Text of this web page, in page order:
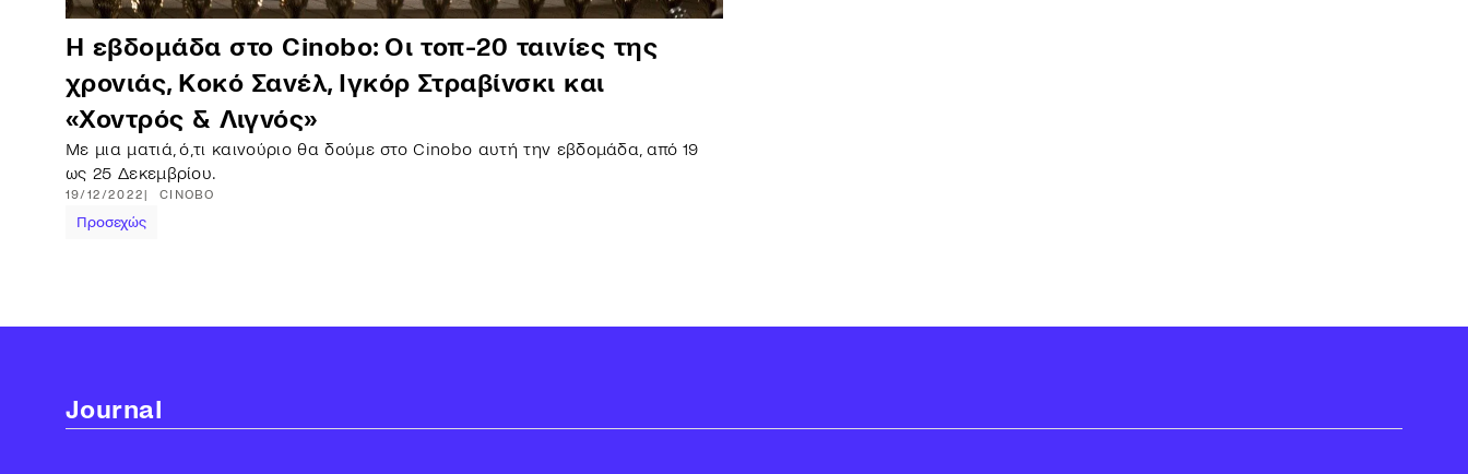
Η εβδομάδα στο Cinobo: Οι τοπ-20 ταινίες της
χρονιάς, Κοκό Σανέλ, Ιγκόρ Στραβίνσκι και
«Χοντρός & Λιγνός»
Με μια ματιά, ό,τι καινούριο θα δούμε στο Cinobo αυτή την εβδομάδα, από 19
ως 25 Δεκεμβρίου.
19/12/2022 CINOBO
Προσεχώς
Journal